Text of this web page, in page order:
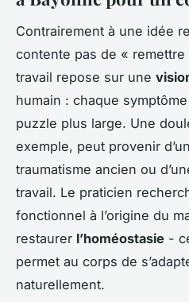
Contrairement à une idée
contente pas de «
travail repose sur une
humain : chaque
puzzle plus large. Une
exemple, peut provenir
traumatisme ancien ou
travail. Le praticien
fonctionnel à l’origine du
restaurer l’homéostasie -
permet au corps de
naturellement.